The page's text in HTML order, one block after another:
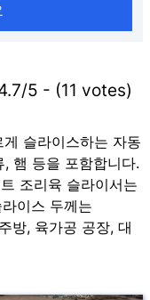
5 - (11 votes)
슬라이스하는 자동
햄 등을 포함합니다.
조리육 슬라이서는
이스 두께는
방, 육가공 공장, 대